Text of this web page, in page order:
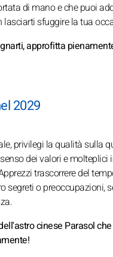
di mano e che puoi
lasciarti sfuggire la tua
approfitta
2029
privilegi la qualità sulla
dei valori e
trascorrere del
segreti o
cinese Parasol